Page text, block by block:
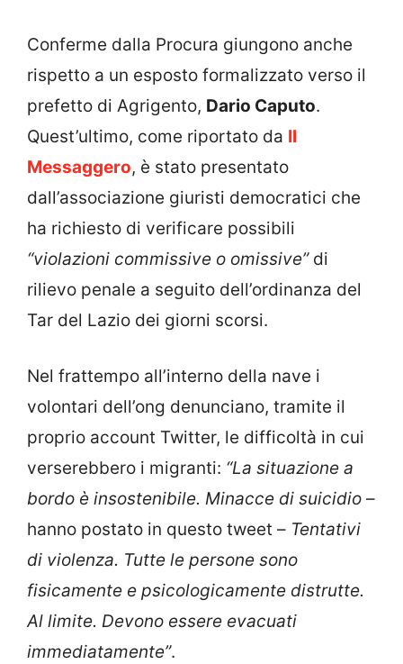
Conferme dalla Procura giungono anche
rispetto a un esposto formalizzato verso il
prefetto di Agrigento, Dario Caputo.
Quest’ultimo, come riportato da Il
Messaggero, è stato presentato
dall’associazione giuristi democratici che
ha richiesto di verificare possibili
“violazioni commissive o omissive”di
rilievo penale a seguito dell’ordinanza del
Tar del Lazio dei giorni scorsi.
Nel frattempo all’interno della nave i
volontari dell’ong denunciano, tramite il
proprio account Twitter, le difficoltà in cui
verserebbero i migranti: “La situazione a
bordo è insostenibile. Minacce di suicidio –
hanno postato in questo tweet – Tentativi
di violenza. Tutte le persone sono
fisicamente e psicologicamente distrutte.
Al limite. Devono essere evacuati
immediatamente”.